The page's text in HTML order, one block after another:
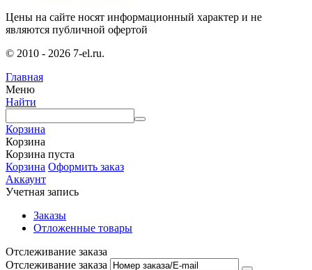
Цены на сайте носят информационный характер и не
являются публичной офертой
© 2010 - 2026 7-el.ru.
Главная
Меню
Найти
Корзина
Корзина
Корзина пуста
Корзина Оформить заказ
Аккаунт
Учетная запись
Заказы
Отложенные товары
Отслеживание заказа
Отслеживание заказа